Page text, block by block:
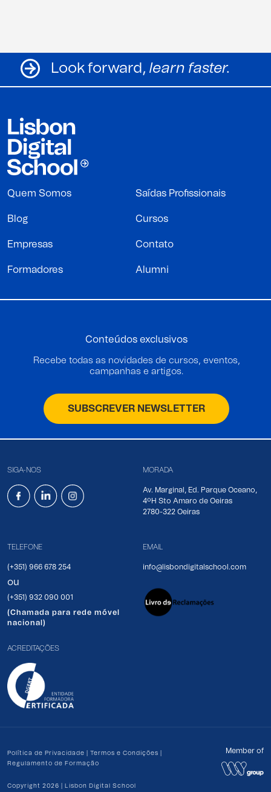
Look forward,learn
Quem Somos Saídas Profissionais
Blog Cursos
Empresas Contato
Formadores Alumni
Conteúdos exclusivos
Recebe todas as novidades de cursos, eventos,
campanhas e artigos.
SUBSCREVER NEWSLETTER
SIGA-NOS MORADA
Av. Marginal, Ed. Parque Oceano,
4ºH Sto Amaro de Oeiras
2780-322 Oeiras
TELEFONE
(+351) 966 678 254
ou
(+351) 932 090 001
(Chamada para rede móvel
nacional)
EMAIL
info@lisbondigitalschool.com
ACREDITAÇÕES
Política de Privacidade Termos e Condições
Regulamento de Formação
Copyright 2026 | Lisbon Digital School
Member of